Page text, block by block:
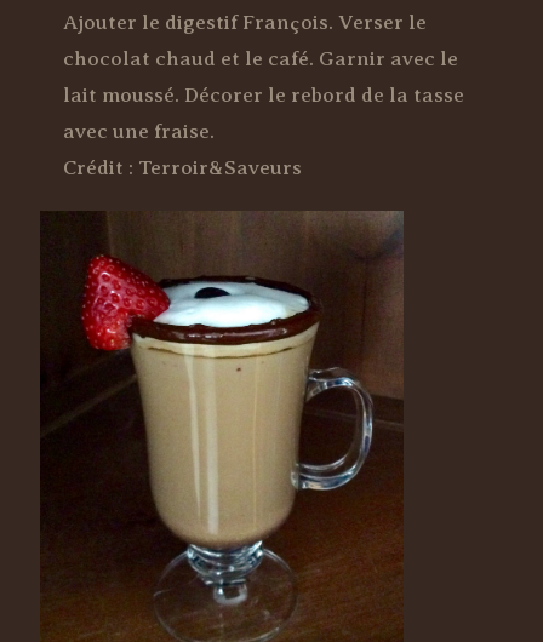
Ajouter le digestif François. Verser le
chocolat chaud et le café. Garnir avec le
lait moussé. Décorer le rebord de la tasse
avec une fraise.
Crédit : Terroir&Saveurs